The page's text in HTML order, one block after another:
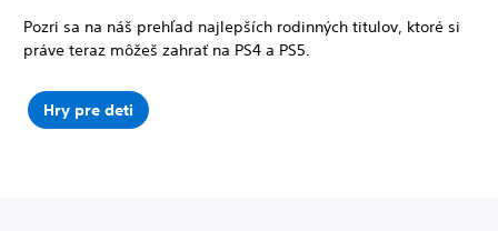
Pozri sa na náš prehľad najlepších rodinných titulov, ktoré si
práve teraz môžeš zahrať na PS4 a PS5.
Hry pre deti